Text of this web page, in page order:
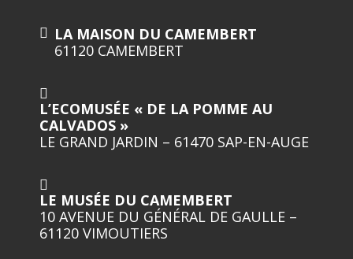
LA MAISON DU CAMEMBERT
61120 CAMEMBERT
L’ECOMUSÉE « DE LA POMME AU
CALVADOS »
LE GRAND JARDIN – 61470 SAP-EN-AUGE
LE MUSÉE DU CAMEMBERT
10 AVENUE DU GÉNÉRAL DE GAULLE –
61120 VIMOUTIERS